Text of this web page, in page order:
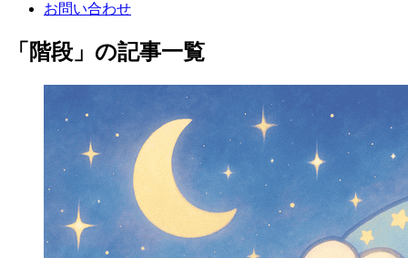
お問い合わせ
「階段」の記事一覧